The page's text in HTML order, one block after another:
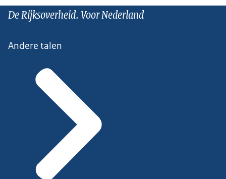
De Rijksoverheid. Voor Nederland
Andere talen